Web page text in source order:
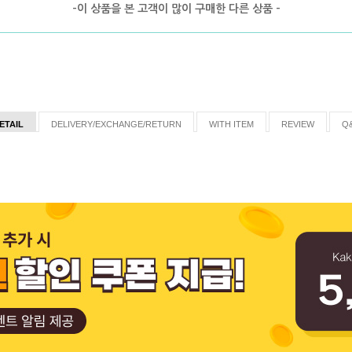
-이 상품을 본 고객이 많이 구매한 다른 상품 -
DELIVERY/EXCHANGE/RETURN WITH ITEM REVIEW